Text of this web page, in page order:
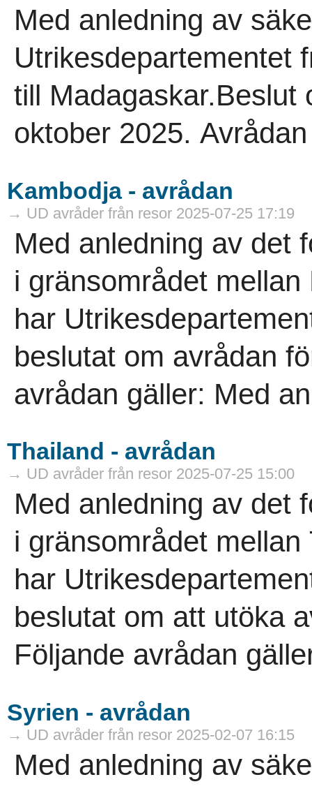
Med anledning av
Utrikesdepartementet
till Madagaskar.Beslut
oktober 2025.
Kambodja - avrådan
→ UD avråder från resor 2025-07-25 17:19
Med anledning av det
i gränsområdet
har
beslutat om avrådan
avrådan gäller: Med
Thailand - avrådan
→ UD avråder från resor 2025-07-25 15:00
Med anledning av det
i gränsområdet
har
beslutat om att utöka
Följande avrådan
Syrien - avrådan
→ UD avråder från resor 2025-02-07 16:15
Med anledning av